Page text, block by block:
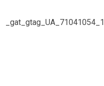
_gat_gtag_UA_71041054_1